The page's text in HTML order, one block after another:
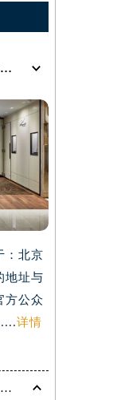
宝玑手表官方售后维修服务点地址在哪呢？
：北京
地址与
方公众
详情
宝玑手表官方售后维修服务点电话是多少？